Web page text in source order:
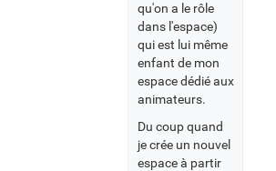
qu'on a le rôle
dans l'espace)
qui est lui même
enfant de mon
espace dédié aux
animateurs.
Du coup quand
je crée un nouvel
espace à partir